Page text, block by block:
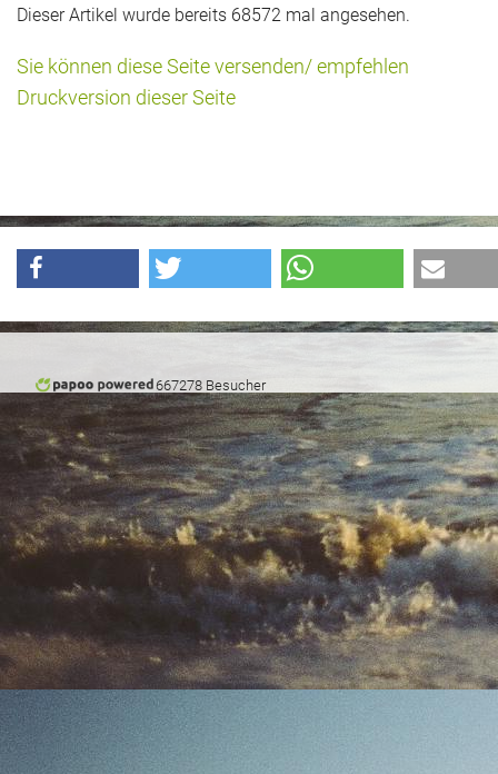
Dieser Artikel wurde bereits 68572 mal angesehen.
Sie können diese Seite versenden/ empfehlen
Druckversion dieser Seite
667278 Besucher